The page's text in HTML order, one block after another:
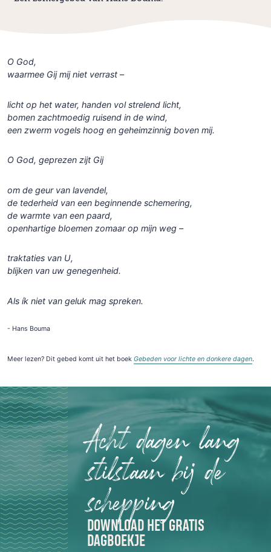
O God,
waarmee Gij mij niet verrast –
licht op het water, handen vol strelend licht,
bomen zachtmoedig ruisend in de wind,
een zwerm vogels hoog en geheimzinnig boven mij.
O God, geprezen zijt Gij
om de geur van lavendel,
de tederheid van een beginnende schemering,
de warmte van een paard,
openhartige bloemen zomaar op mijn weg –
traktaties van U,
blijken van uw genegenheid.
Als ík niet van geluk mag spreken.
- Hans Bouma
Meer lezen? Dit gebed komt uit het boek Gebeden voor lichte en donkere dagen.
Acht dagen lang
stilstaan bij de
schepping
DOWNLOAD HET GRATIS
DAGBOEKJE